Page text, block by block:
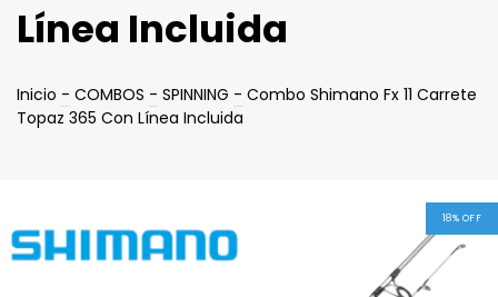
Línea Incluida
Inicio - COMBOS - SPINNING - Combo Shimano Fx 11 Carrete
Topaz 365 Con Línea Incluida
18% OFF